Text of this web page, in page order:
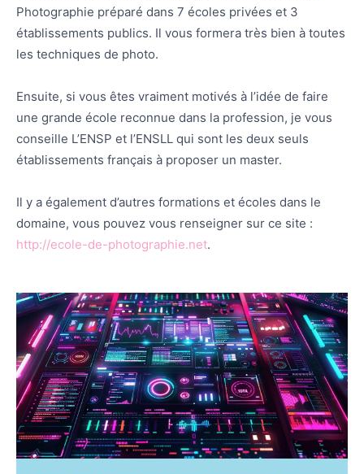
Photographie préparé dans 7 écoles privées et 3
établissements publics. Il vous formera très bien à toutes
les techniques de photo.
Ensuite, si vous êtes vraiment motivés à l’idée de faire
une grande école reconnue dans la profession, je vous
conseille L’ENSP et l’ENSLL qui sont les deux seuls
établissements français à proposer un master.
Il y a également d’autres formations et écoles dans le
domaine, vous pouvez vous renseigner sur ce site :
http://ecole-de-photographie.net.